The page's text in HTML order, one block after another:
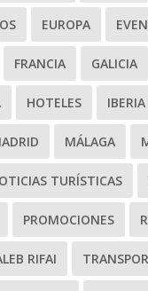
EUROPA
FRANCIA GALICIA
HOTELES IBERIA
MÁLAGA
TURÍSTICAS
PROMOCIONES
RIFAI